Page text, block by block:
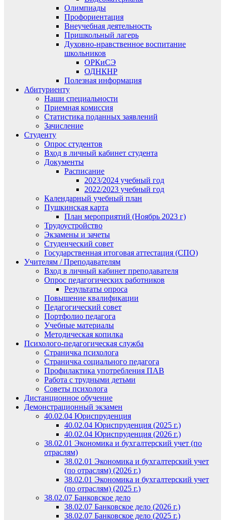
Олимпиады
Профориентация
Внеучебная деятельность
Пришкольный лагерь
Духовно-нравственное воспитание
школьников
ОРКиСЭ
ОДНКНР
Полезная информация
Абитуриенту
Наши специальности
Приемная комиссия
Статистика поданных заявлений
Зачисление
Студенту
Опрос студентов
Вход в личный кабинет студента
Документы
Расписание
2023/2024 учебный год
2022/2023 учебный год
Календарный учебный план
Пушкинская карта
План мероприятий (Ноябрь 2023 г)
Трудоустройство
Экзамены и зачеты
Студенческий совет
Государственная итоговая аттестация (СПО)
Учителям / Преподавателям
Вход в личный кабинет преподавателя
Опрос педагогических работников
Результаты опроса
Повышение квалификации
Педагогический совет
Портфолио педагога
Учебные материалы
Методическая копилка
Психолого-педагогическая служба
Страничка психолога
Страничка социального педагога
Профилактика употребления ПАВ
Работа с трудными детьми
Советы психолога
Дистанционное обучение
Демонстрационный экзамен
40.02.04 Юриспруденция
40.02.04 Юриспруденция (2025 г.)
40.02.04 Юриспруденция (2026 г.)
38.02.01 Экономика и бухгалтерский учет (по
отраслям)
38.02.01 Экономика и бухгалтерский учет
(по отраслям) (2026 г.)
38.02.01 Экономика и бухгалтерский учет
(по отраслям) (2025 г.)
38.02.07 Банковское дело
38.02.07 Банковское дело (2026 г.)
38.02.07 Банковское дело (2025 г.)